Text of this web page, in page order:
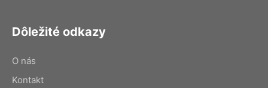
Dôležité odkazy
O nás
Kontakt